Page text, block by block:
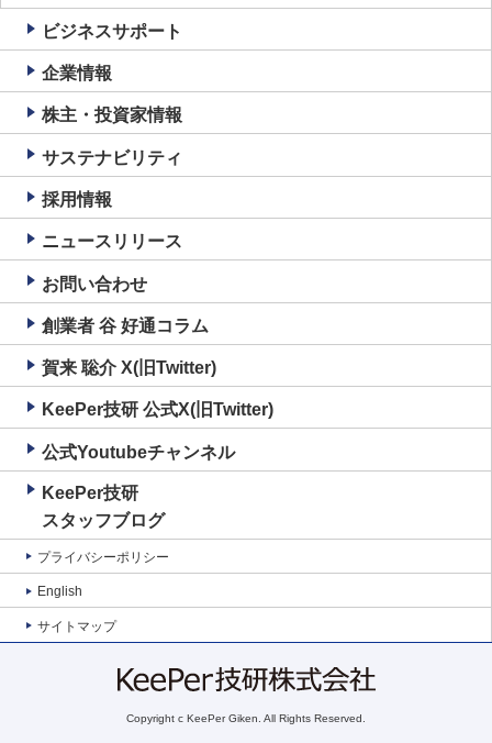
ビジネスサポート
企業情報
株主・投資家情報
サステナビリティ
採用情報
ニュースリリース
お問い合わせ
創業者 谷 好通コラム
賀来 聡介 X(旧Twitter)
KeePer技研 公式X(旧Twitter)
公式Youtubeチャンネル
KeePer技研
スタッフブログ
プライバシーポリシー
English
サイトマップ
Copyright c KeePer Giken. All Rights Reserved.